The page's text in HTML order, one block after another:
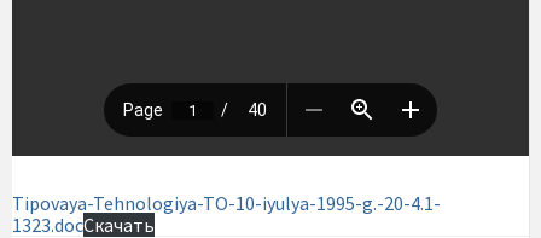
Tipovaya-Tehnologiya-TO-10-iyulya-1995-g.-20-4.1-
1323.docСкачать